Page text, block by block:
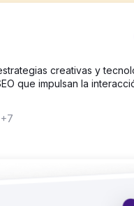
cualificados en múltiples
arquitectura escalable de
el crecimiento de las
por datos de Semrush:
Optimizó el SEO en la
sitio web, la usabilidad y
orgánica en
creativas y
que impulsan la
+7